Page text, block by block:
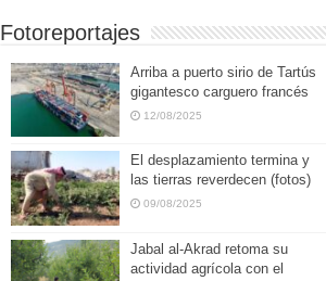
Fotoreportajes
Arriba a puerto sirio de Tartús
gigantesco carguero francés
12/08/2025
El desplazamiento termina y
las tierras reverdecen (fotos)
09/08/2025
Jabal al-Akrad retoma su
actividad agrícola con el